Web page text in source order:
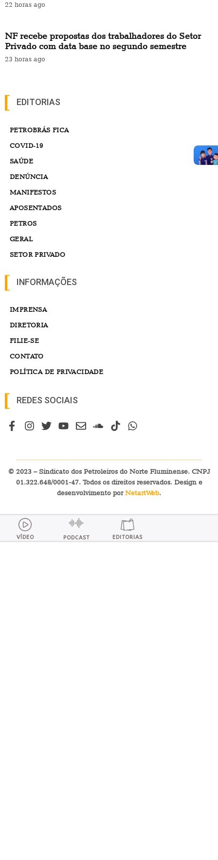
22 horas ago
NF recebe propostas dos trabalhadores do Setor
Privado com data base no segundo semestre
23 horas ago
EDITORIAS
PETROBRÁS FICA
COVID-19
SAÚDE
DENÚNCIA
MANIFESTOS
APOSENTADOS
PETROS
GERAL
SETOR PRIVADO
INFORMAÇÕES
IMPRENSA
DIRETORIA
FILIE-SE
CONTATO
POLÍTICA DE PRIVACIDADE
REDES SOCIAIS
© 2023 – Sindicato dos Petroleiros do Norte Fluminense. CNPJ
01.322.648/0001-47. Todos os direitos reservados. Design e
desenvolvimento porNetartWeb.
VÍDEO PODCAST EDITORIAS